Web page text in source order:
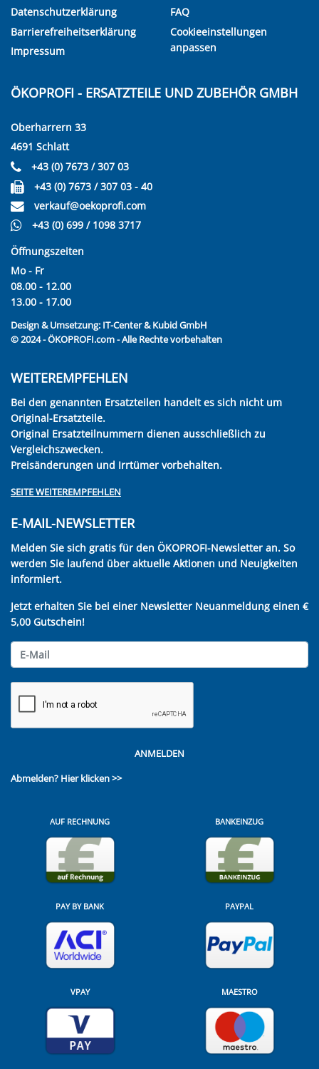
Datenschutzerklärung
Barrierefreiheitserklärung
Impressum
FAQ
Cookieeinstellungen
anpassen
ÖKOPROFI - ERSATZTEILE UND ZUBEHÖR GMBH
Oberharrern 33
4691 Schlatt
+43 (0) 7673 / 307 03
+43 (0) 7673 / 307 03 - 40
verkauf@oekoprofi.com
+43 (0) 699 / 1098 3717
Öffnungszeiten
Mo - Fr
08.00 - 12.00
13.00 - 17.00
Design & Umsetzung: IT-Center & Kubid GmbH
© 2024 - ÖKOPROFI.com - Alle Rechte vorbehalten
WEITEREMPFEHLEN
Bei den genannten Ersatzteilen handelt es sich nicht um
Original-Ersatzteile.
Original Ersatzteilnummern dienen ausschließlich zu
Vergleichszwecken.
Preisänderungen und Irrtümer vorbehalten.
SEITE WEITEREMPFEHLEN
E-MAIL-NEWSLETTER
Melden Sie sich gratis für den ÖKOPROFI-Newsletter an. So
werden Sie laufend über aktuelle Aktionen und Neuigkeiten
informiert.
Jetzt erhalten Sie bei einer Newsletter Neuanmeldung einen €
5,00 Gutschein!
ANMELDEN
Abmelden? Hier klicken >>
AUF RECHNUNG BANKEINZUG
PAY BY BANK PAYPAL
VPAY MAESTRO